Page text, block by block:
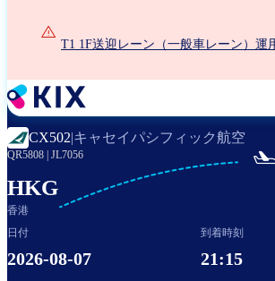
T1 1F送迎レーン（一般車レーン）
CX502|キャセイパシフィック航空
QR5808 JL7056
HKG
香港
日付
2026-08-07
到着時刻
21:15